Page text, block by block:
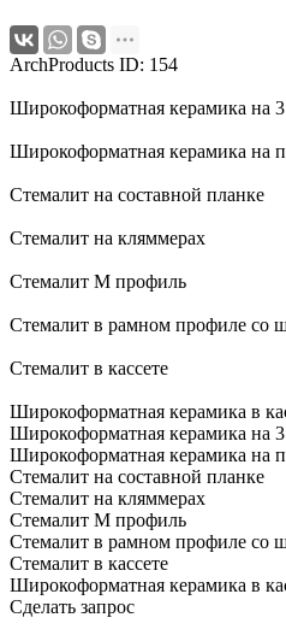
ArchProducts ID: 154
Широкоформатная керамика на
Широкоформатная керамика на
Стемалит на составной планке
Стемалит на кляммерах
Стемалит М профиль
Стемалит в рамном профиле со
Стемалит в кассете
Широкоформатная керамика в
Широкоформатная керамика на
Широкоформатная керамика на
Стемалит на составной планке
Стемалит на кляммерах
Стемалит М профиль
Стемалит в рамном профиле со
Стемалит в кассете
Широкоформатная керамика в
Сделать запрос